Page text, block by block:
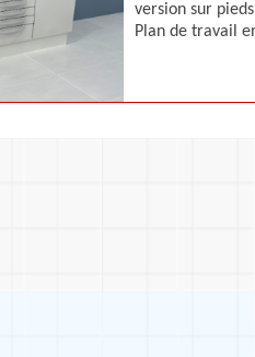
version sur
Plan de travail